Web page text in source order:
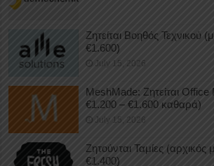
Ζητείται Βοηθός Τεχνικού
€1.600)
July 15, 2026
MeshMade: Ζητείται Office
€1.200 – €1.600 καθαρά)
July 15, 2026
Ζητούνται Ταμίες (αρχικός
€1.400)